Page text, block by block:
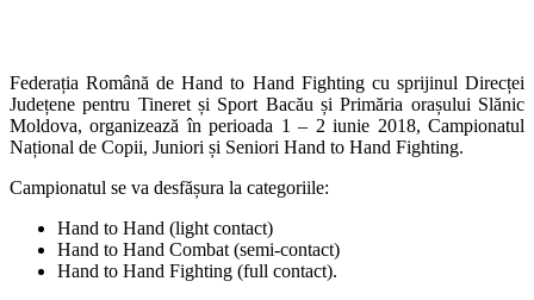
Federația Română de Hand to Hand Fighting cu sprijinul Direcței
Județene pentru Tineret și Sport Bacău și Primăria orașului Slănic
Moldova, organizează în perioada 1 – 2 iunie 2018, Campionatul
Național de Copii, Juniori și Seniori Hand to Hand Fighting.
Campionatul se va desfășura la categoriile:
Hand to Hand (light contact)
Hand to Hand Combat (semi-contact)
Hand to Hand Fighting (full contact).